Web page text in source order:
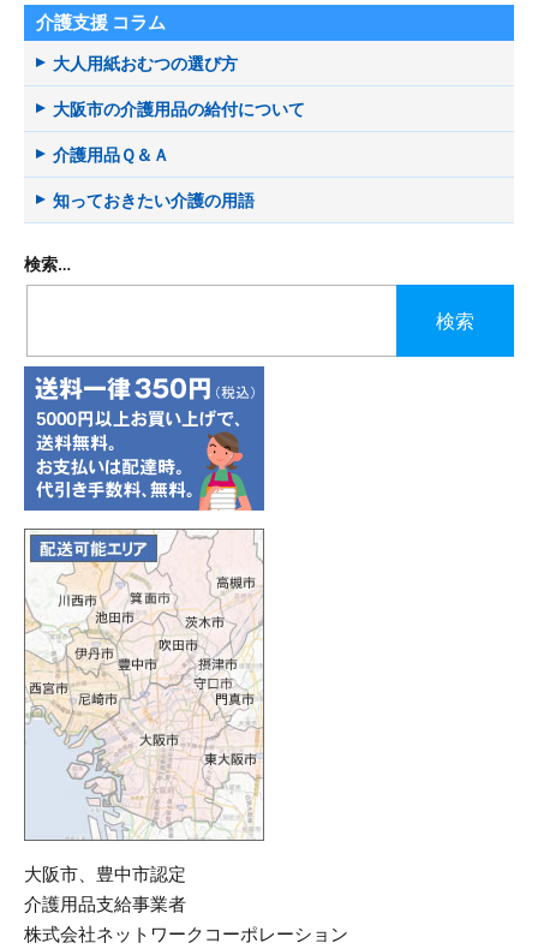
介護支援 コラム
大人用紙おむつの選び方
大阪市の介護用品の給付について
介護用品Ｑ＆Ａ
知っておきたい介護の用語
検索…
大阪市、豊中市認定
介護用品支給事業者
株式会社ネットワークコーポレーション